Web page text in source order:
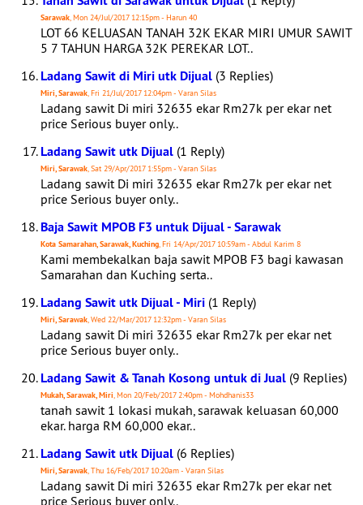
Sarawak, Mon 24/Jul/2017 12:15pm - Harun 40
LOT 66 KELUASAN TANAH 32K EKAR MIRI UMUR SAWIT
5 7 TAHUN HARGA 32K PEREKAR LOT..
Ladang Sawit di Miri utk Dijual (3 Replies)
Miri, Sarawak, Fri 21/Jul/2017 12:04pm - Varan Silas
Ladang sawit Di miri 32635 ekar Rm27k per ekar net
price Serious buyer only..
Ladang Sawit utk Dijual (1 Reply)
Miri, Sarawak, Sat 29/Apr/2017 1:55pm - Varan Silas
Ladang sawit Di miri 32635 ekar Rm27k per ekar net
price Serious buyer only..
Baja Sawit MPOB F3 untuk Dijual - Sarawak
Kota Samarahan, Sarawak, Kuching, Fri 14/Apr/2017 10:59am - Abdul Karim 8
Kami membekalkan baja sawit MPOB F3 bagi kawasan
Samarahan dan Kuching serta..
Ladang Sawit utk Dijual - Miri (1 Reply)
Miri, Sarawak, Wed 22/Mar/2017 12:32pm - Varan Silas
Ladang sawit Di miri 32635 ekar Rm27k per ekar net
price Serious buyer only..
Ladang Sawit & Tanah Kosong untuk di Jual (9 Replies)
Mukah, Sarawak, Miri, Mon 20/Feb/2017 2:40pm - Mohdhanis33
tanah sawit 1 lokasi mukah, sarawak keluasan 60,000
ekar. harga RM 60,000 ekar..
Ladang Sawit utk Dijual (6 Replies)
Miri, Sarawak, Thu 16/Feb/2017 10:20am - Varan Silas
Ladang sawit Di miri 32635 ekar Rm27k per ekar net
price Serious buyer only..